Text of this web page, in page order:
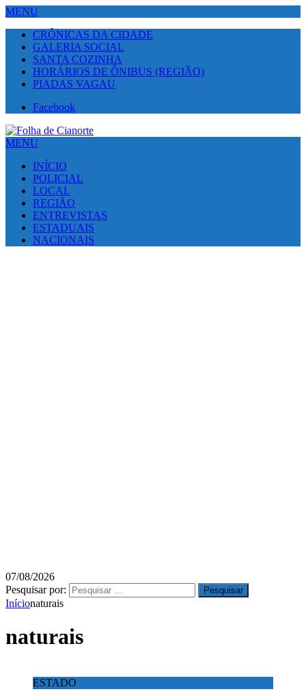
MENU
CRÔNICAS DA CIDADE
GALERIA SOCIAL
SANTA COZINHA
HORÁRIOS DE ÔNIBUS (REGIÃO)
PIADAS VAGAU
Facebook
MENU
INÍCIO
POLICIAL
LOCAL
REGIÃO
ENTREVISTAS
ESTADUAIS
NACIONAIS
07/08/2026
Pesquisar por:
Inícionaturais
naturais
ESTADO